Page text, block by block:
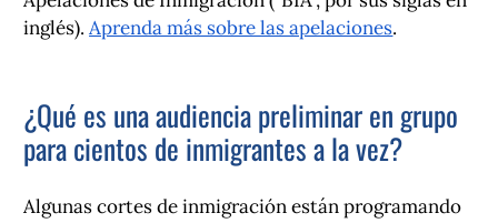
inglés).Aprenda más sobre las apelaciones.
¿Qué es una audiencia preliminar en grupo
para cientos de inmigrantes a la vez?
Algunas cortes de inmigración están programando